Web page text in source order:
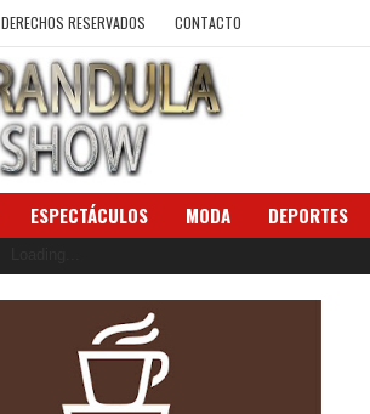
DERECHOS RESERVADOS CONTACTO
ESPECTÁCULOS MODA DEPORTES